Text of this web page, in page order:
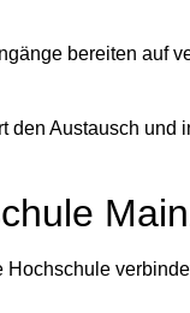
bereiten auf
Austausch